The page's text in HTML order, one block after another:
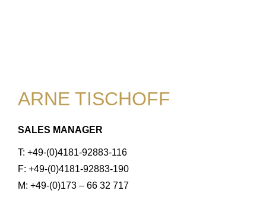
ARNE TISCHOFF
SALES MANAGER
T: +49-(0)4181-92883-116
F: +49-(0)4181-92883-190
M: +49-(0)173 – 66 32 717